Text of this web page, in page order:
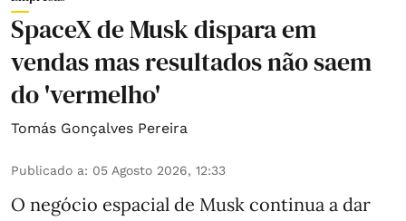
SpaceX de Musk dispara em
vendas mas resultados não saem
do 'vermelho'
Tomás Gonçalves Pereira
Publicado a: 05 Agosto 2026, 12:33
O negócio espacial de Musk continua a dar